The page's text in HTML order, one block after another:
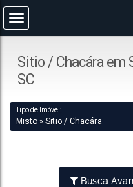
Sitio / Chacára em
SC
Tipo de Imóvel:
Misto » Sitio / Chacára
Busca